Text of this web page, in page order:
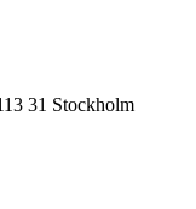
31 Stockholm